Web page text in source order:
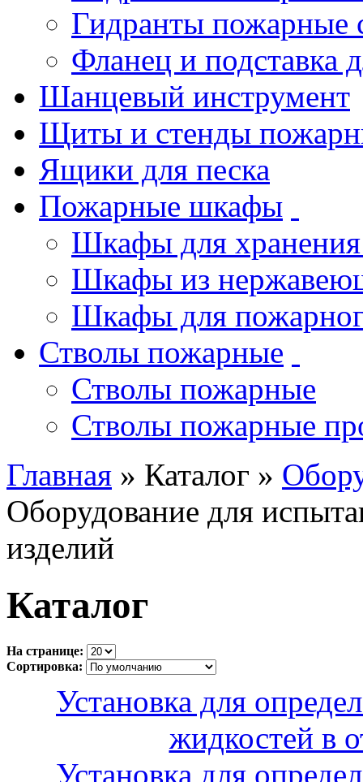
Гидранты пожарные
Фланец и подставка
Шанцевый инструмент
Щиты и стенды
Ящики для песка
Пожарные шкафы
Шкафы для хранения
Шкафы из
Шкафы для
Стволы пожарные
Стволы пожарные
Стволы пожарные
Главная » Каталог »
Оборудование для
изделий
Каталог
На странице:
Сортировка:
Установка для
жидкостей в
Установка для